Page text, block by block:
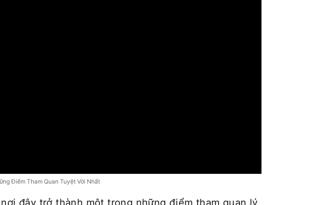
Điểm Tham Quan Tuyệt Vời Nhất
đây trở thành một trong những điểm tham quan lý